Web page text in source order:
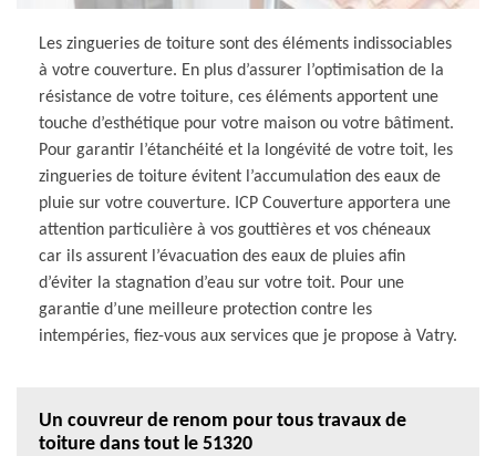
Les zingueries de toiture sont des éléments indissociables
à votre couverture. En plus d’assurer l’optimisation de la
résistance de votre toiture, ces éléments apportent une
touche d’esthétique pour votre maison ou votre bâtiment.
Pour garantir l’étanchéité et la longévité de votre toit, les
zingueries de toiture évitent l’accumulation des eaux de
pluie sur votre couverture. ICP Couverture apportera une
attention particulière à vos gouttières et vos chéneaux
car ils assurent l’évacuation des eaux de pluies afin
d’éviter la stagnation d’eau sur votre toit. Pour une
garantie d’une meilleure protection contre les
intempéries, fiez-vous aux services que je propose à Vatry.
Un couvreur de renom pour tous travaux de
toiture dans tout le 51320